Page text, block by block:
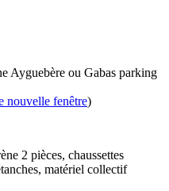
Ayguebère ou Gabas parking
nouvelle fenêtre)
2 pièces, chaussettes
matériel collectif